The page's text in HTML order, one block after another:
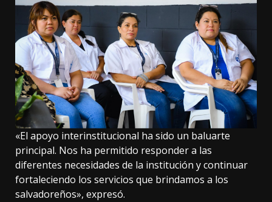
«El apoyo interinstitucional ha sido un baluarte
principal. Nos ha permitido responder a las
diferentes necesidades de la institución y continuar
fortaleciendo los servicios que brindamos a los
salvadoreños», expresó.